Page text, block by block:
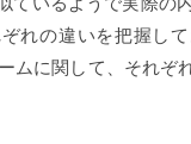
れの違いを把握し
ムに関して、それぞ